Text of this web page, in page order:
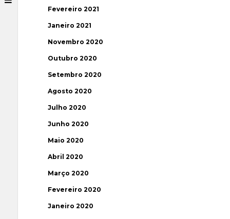
Fevereiro 2021
Janeiro 2021
Novembro 2020
Outubro 2020
Setembro 2020
Agosto 2020
Julho 2020
Junho 2020
Maio 2020
Abril 2020
Março 2020
Fevereiro 2020
Janeiro 2020